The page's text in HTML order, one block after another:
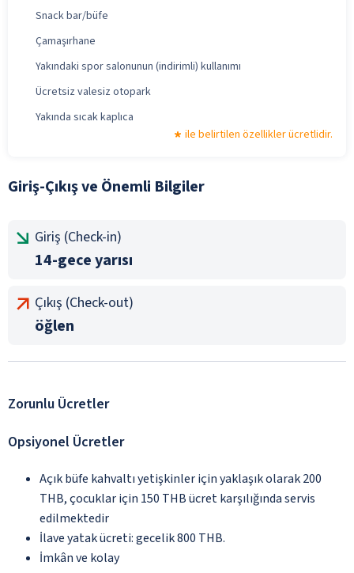
Snack bar/büfe
Çamaşırhane
Yakındaki spor salonunun (indirimli) kullanımı
Ücretsiz valesiz otopark
Yakında sıcak kaplıca
ile belirtilen özellikler ücretlidir.
Giriş-Çıkış ve Önemli Bilgiler
Giriş (Check-in)
14-gece yarısı
Çıkış (Check-out)
öğlen
Zorunlu Ücretler
Opsiyonel Ücretler
Açık büfe kahvaltı yetişkinler için yaklaşık olarak 200
THB, çocuklar için 150 THB ücret karşılığında servis
edilmektedir
İlave yatak ücreti: gecelik 800 THB.
İmkân ve kolay